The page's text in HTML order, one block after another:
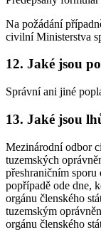
Na požádání
civilní Ministerstva
12. Jaké jsou
Správní ani jiné
13. Jaké jsou
Mezinárodní odbor
tuzemských
přeshraničním sporu
popřípadě ode dne,
orgánu členského
tuzemským
orgánu členského